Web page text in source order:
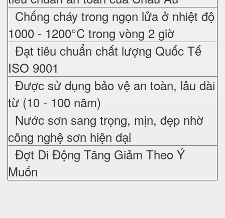
Chống cháy trong ngọn lửa ở nhiệt độ
1000 - 1200°C trong vòng 2 giờ
Đạt tiêu chuẩn chất lượng Quốc Tế
ISO 9001
Được sử dụng bảo vệ an toàn, lâu dài
từ (10 - 100 năm)
Nước sơn sang trọng, mịn, đẹp nhờ
công nghệ sơn hiện đại
Đợt Di Động Tăng Giảm Theo Ý
Muốn